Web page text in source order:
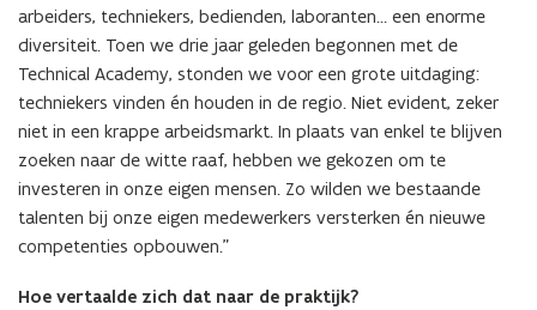
arbeiders, techniekers, bedienden, laboranten… een enorme
diversiteit. Toen we drie jaar geleden begonnen met de
Technical Academy, stonden we voor een grote uitdaging:
techniekers vinden én houden in de regio. Niet evident, zeker
niet in een krappe arbeidsmarkt. In plaats van enkel te blijven
zoeken naar de witte raaf, hebben we gekozen om te
investeren in onze eigen mensen. Zo wilden we bestaande
talenten bij onze eigen medewerkers versterken én nieuwe
competenties opbouwen.”
Hoe vertaalde zich dat naar de praktijk?